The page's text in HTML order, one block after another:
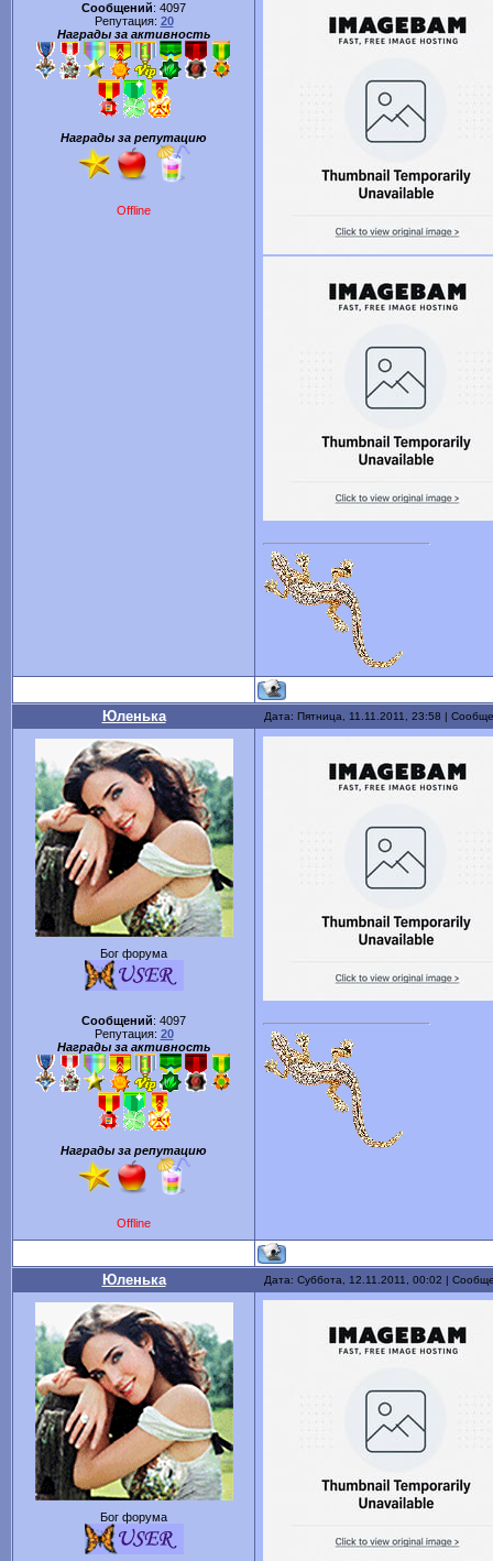
Сообщений: 4097
Репутация: 20
Награды за активность
Награды за репутацию
Offline
Юленька Дата: Пятница, 11.11.2011, 23:58 |
Бог форума
Сообщений: 4097
Репутация: 20
Награды за активность
Награды за репутацию
Offline
Юленька Дата: Суббота, 12.11.2011, 00:02 |
Бог форума